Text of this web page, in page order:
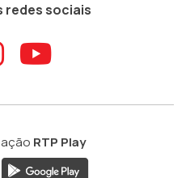
redes sociais
ao
Aceder ao
Aceder
RTP Play